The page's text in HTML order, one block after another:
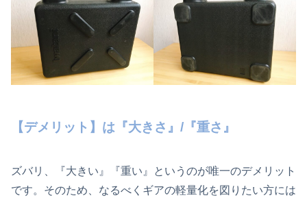
【デメリット】は『大きさ』/『重さ』
ズバリ、『大きい』『重い』というのが唯一のデメリット
です。そのため、なるべくギアの軽量化を図りたい方には